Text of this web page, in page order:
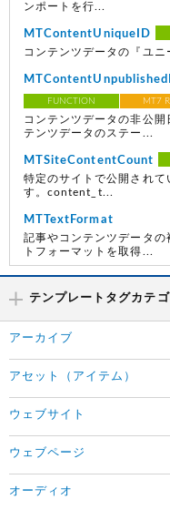
ンポートを行...
MTContentUniqueID
コンテンツデータの『ユ
FUNCTION MT7
コンテンツデータの非公
テンツデータのステー...
MTSiteContentCount
特定のサイトで公開されて
す。content_t...
MTTextFormat
記事やコンテンツデータの
トフォーマットを取得...
テンプレートタグカテゴ
アーカイブ
アセット（アイテム）
ウェブサイト
ウェブページ
オーディオ